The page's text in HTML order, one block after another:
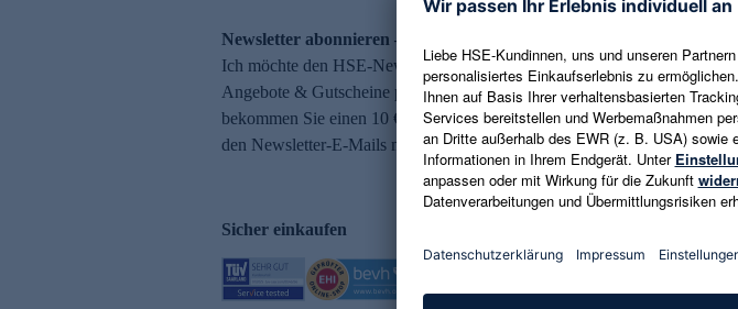
Newsletter abonnieren – 10 € Gutschein erhalten
Ich möchte den HSE-Newsletter abonnieren und aktuelle Trends,
Angebote & Gutscheine per E-Mail erhalten. Als Dankeschön
bekommen Sie einen 10 € Gutschein. Eine Abmeldung ist jederzeit in
den Newsletter-E-Mails möglich.
Sicher einkaufen